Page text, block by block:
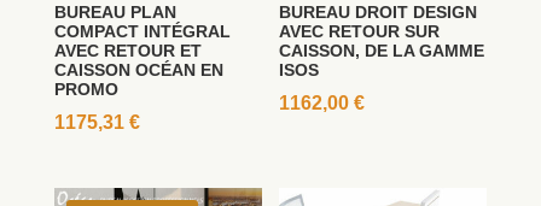
BUREAU PLAN
COMPACT INTÉGRAL
AVEC RETOUR ET
CAISSON OCÉAN EN
PROMO
1175,31 €
BUREAU DROIT DESIGN
AVEC RETOUR SUR
CAISSON, DE LA GAMME
ISOS
1162,00€